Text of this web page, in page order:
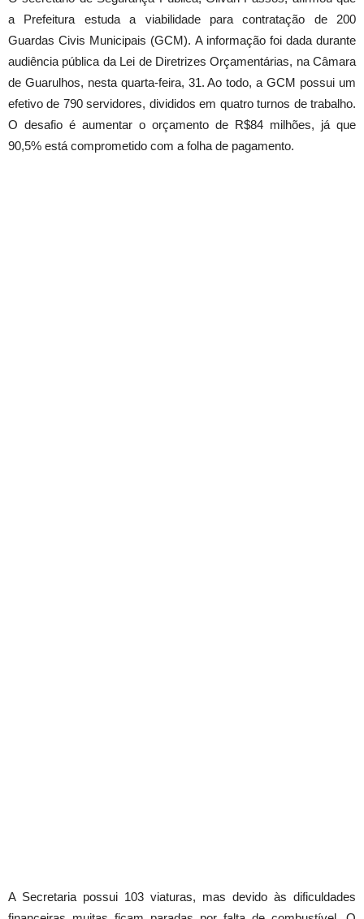
a Prefeitura estuda a viabilidade para contratação de 200
Guardas Civis Municipais (GCM). A informação foi dada durante
audiência pública da Lei de Diretrizes Orçamentárias, na Câmara
de Guarulhos, nesta quarta-feira, 31. Ao todo, a GCM possui um
efetivo de 790 servidores, divididos em quatro turnos de trabalho.
O desafio é aumentar o orçamento de R$84 milhões, já que
90,5% está comprometido com a folha de pagamento.
A Secretaria possui 103 viaturas, mas devido às dificuldades